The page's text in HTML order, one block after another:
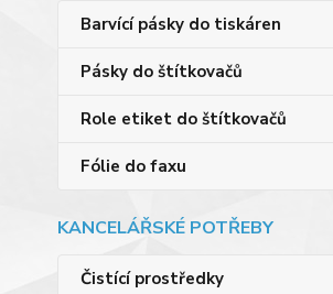
Barvící pásky do tiskáren
Pásky do štítkovačů
Role etiket do štítkovačů
Fólie do faxu
KANCELÁŘSKÉ POTŘEBY
Čistící prostředky